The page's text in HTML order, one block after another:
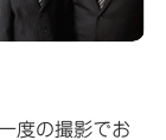
度の撮影でお